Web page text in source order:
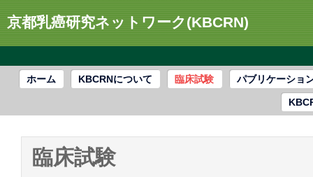
京都乳癌研究ネットワーク(KBCRN)
ホーム KBCRNについて 臨床試験 パブリケーショ
臨床試験